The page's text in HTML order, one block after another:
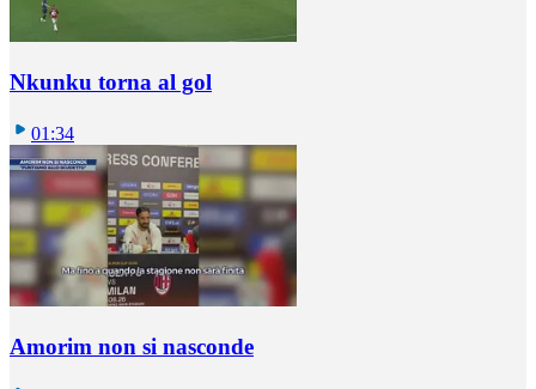
Nkunku torna al gol
01:34
Amorim non si nasconde